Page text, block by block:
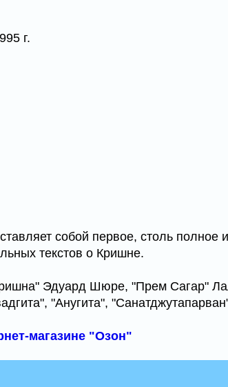
г.
собой первое, столь полное
текстов о Кришне.
Эдуард Шюре, "Прем Сагар"
"Анугита",
магазине "Озон"